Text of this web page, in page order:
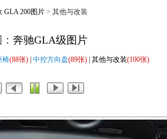
GLA 200图片 > 其他与改装
奔驰GLA级图片
椅(88张) 中控方向盘(89张) | 其他与改装(100张)